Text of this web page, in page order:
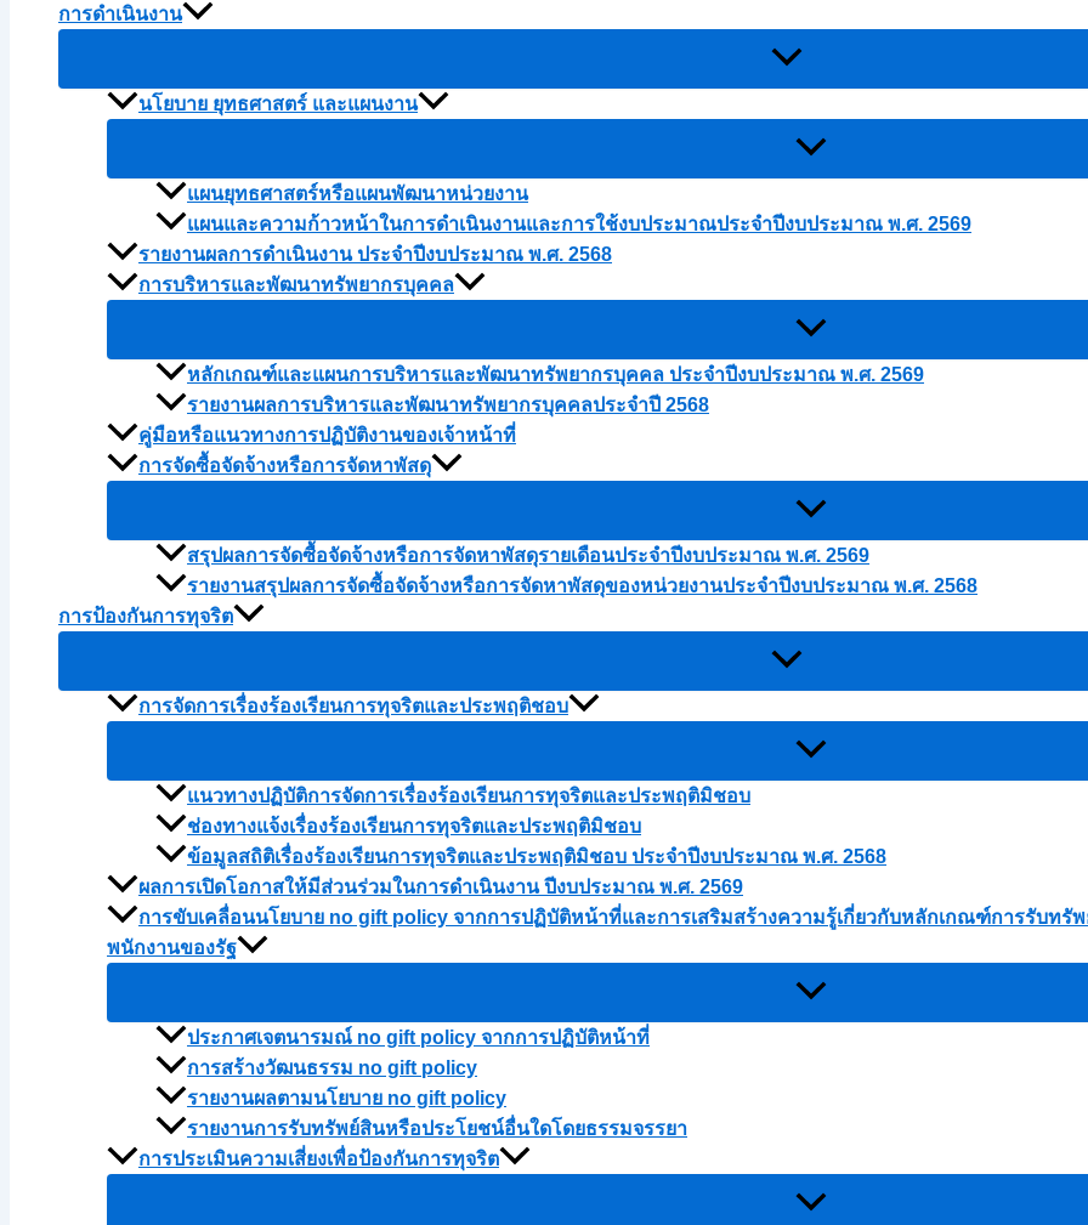
การดำเนินงาน
นโยบาย ยุทธศาสตร์ และแผนงาน
แผนยุทธศาสตร์หรือแผนพัฒนาหน่วยงาน
แผนและความก้าวหน้าในการดำเนินงานและการใช้งบประมาณประจำปีงบประมาณ พ.ศ. 2569
รายงานผลการดำเนินงาน ประจำปีงบประมาณ พ.ศ. 2568
การบริหารและพัฒนาทรัพยากรบุคคล
หลักเกณฑ์และแผนการบริหารและพัฒนาทรัพยากรบุคคล ประจำปีงบประมาณ พ.ศ. 2569
รายงานผลการบริหารและพัฒนาทรัพยากรบุคคลประจำปี 2568
คู่มือหรือแนวทางการปฏิบัติงานของเจ้าหน้าที่
การจัดซื้อจัดจ้างหรือการจัดหาพัสดุ
สรุปผลการจัดซื้อจัดจ้างหรือการจัดหาพัสดุรายเดือนประจำปีงบประมาณ พ.ศ. 2569
รายงานสรุปผลการจัดซื้อจัดจ้างหรือการจัดหาพัสดุของหน่วยงานประจำปีงบประมาณ พ.ศ. 2568
การป้องกันการทุจริต
การจัดการเรื่องร้องเรียนการทุจริตและประพฤติชอบ
แนวทางปฏิบัติการจัดการเรื่องร้องเรียนการทุจริตและประพฤติมิชอบ
ช่องทางแจ้งเรื่องร้องเรียนการทุจริตและประพฤติมิชอบ
ข้อมูลสถิติเรื่องร้องเรียนการทุจริตและประพฤติมิชอบ ประจำปีงบประมาณ พ.ศ. 2568
ผลการเปิดโอกาสให้มีส่วนร่วมในการดำเนินงาน ปีงบประมาณ พ.ศ. 2569
การขับเคลื่อนนโยบาย no gift policy จากการปฏิบัติหน้าที่และการเสริมสร้างความรู้เกี่ยวกับหลักเกณฑ์การรับทรั
พนักงานของรัฐ
ประกาศเจตนารมณ์ no gift policy จากการปฏิบัติหน้าที่
การสร้างวัฒนธรรม no gift policy
รายงานผลตามนโยบาย no gift policy
รายงานการรับทรัพย์สินหรือประโยชน์อื่นใดโดยธรรมจรรยา
การประเมินความเสี่ยงเพื่อป้องกันการทุจริต